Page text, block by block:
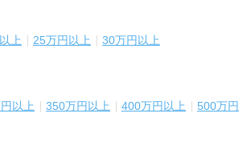
上 25万円以上 30万円以上
以上 350万円以上 400万円以上
500万円